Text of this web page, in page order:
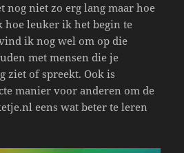
nog niet zo erg lang maar hoe
hoe leuker ik het begin te
ik nog wel om op die
met mensen die je
ziet of spreekt. Ook is
manier voor anderen om de
eens wat beter te leren